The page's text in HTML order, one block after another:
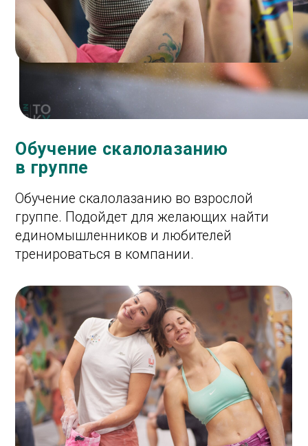
Тренировка с инструктором
по скалолазанию в боулдеринговом зале.
Длительность 1 час.
Записаться
Подробнее
скалодрома
В скалолазании 14 лет, тренер и
подготовщик трасс. На его тренировках не
бывает скучно. И он всегда учит находить
решение самому, а не даёт готовый ответ
Соколов Леонид